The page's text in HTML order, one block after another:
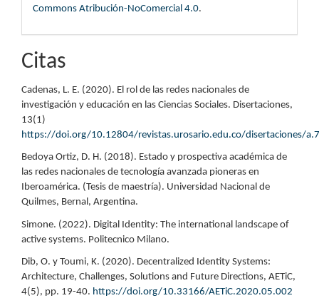
Commons Atribución-NoComercial 4.0.
Citas
Cadenas, L. E. (2020). El rol de las redes nacionales de
investigación y educación en las Ciencias Sociales. Disertaciones,
13(1)
https://doi.org/10.12804/revistas.urosario.edu.co/disertaciones/
Bedoya Ortiz, D. H. (2018). Estado y prospectiva académica de
las redes nacionales de tecnología avanzada pioneras en
Iberoamérica. (Tesis de maestría). Universidad Nacional de
Quilmes, Bernal, Argentina.
Simone. (2022). Digital Identity: The international landscape of
active systems. Politecnico Milano.
Dib, O. y Toumi, K. (2020). Decentralized Identity Systems:
Architecture, Challenges, Solutions and Future Directions, AETiC,
4(5), pp. 19-40. https://doi.org/10.33166/AETiC.2020.05.002